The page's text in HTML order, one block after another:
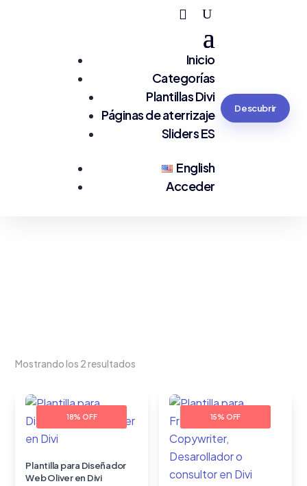
Inicio
Categorías
Plantillas Divi
Páginas de aterrizaje
Sliders ES
English
Acceder
Descubrir
Mostrando los 2 resultados
18% OFF
Plantilla para Diseñador
Web Oliver en Divi
15% OFF